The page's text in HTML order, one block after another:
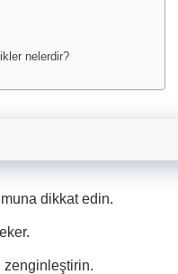
nelerdir?
dikkat edin.